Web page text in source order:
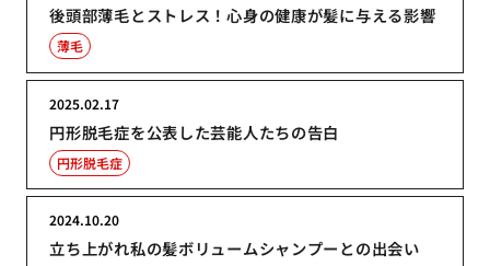
後頭部薄毛とストレス！心身の健康が髪に与える影響
薄毛
円形脱毛症を公表した芸能人たちの告白
2025.02.17
円形脱毛症
立ち上がれ私の髪ボリュームシャンプーとの出会い
2024.10.20